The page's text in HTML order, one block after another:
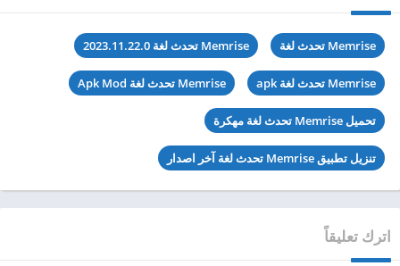
Memrise تحدث لغة Memrise تحدث لغة 2023.11.22.0
Memrise تحدث لغة apk Memrise تحدث لغة Apk Mod
تحميل Memrise تحدث لغة مهكرة
تنزيل تطبيق Memrise تحدث لغة آخر اصدار
اترك تعليقاً